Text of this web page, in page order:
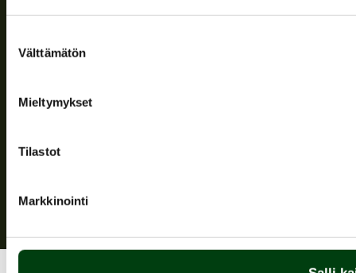
valinta
Välttämätön
Mieltymykset
Tilastot
Markkinointi